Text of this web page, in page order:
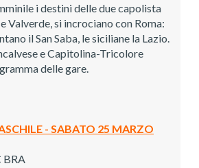
i destini delle due capolista
Valverde, si incrociano con Roma:
il San Saba, le siciliane la Lazio.
e Capitolina-Tricolore
delle gare.
- SABATO 25 MARZO
BRA